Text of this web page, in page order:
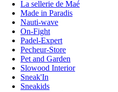
La sellerie de Maé
Made in Paradis
Nauti-wave
On-Fight
Padel-Expert
Pecheur-Store
Pet and Garden
Slowood Interior
Sneak'In
Sneakids